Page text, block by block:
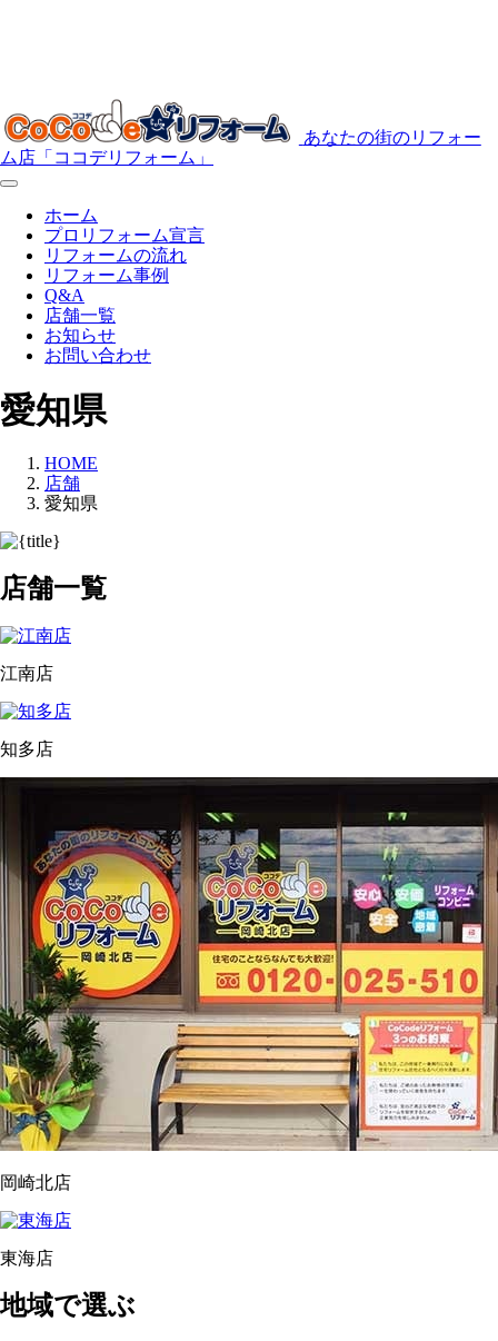
あなたの街のリフォー
ム店「ココデリフォーム」
ホーム
プロリフォーム宣言
リフォームの流れ
リフォーム事例
Q&A
店舗一覧
お知らせ
お問い合わせ
愛知県
HOME
店舗
愛知県
店舗一覧
江南店
知多店
岡崎北店
東海店
地域で選ぶ